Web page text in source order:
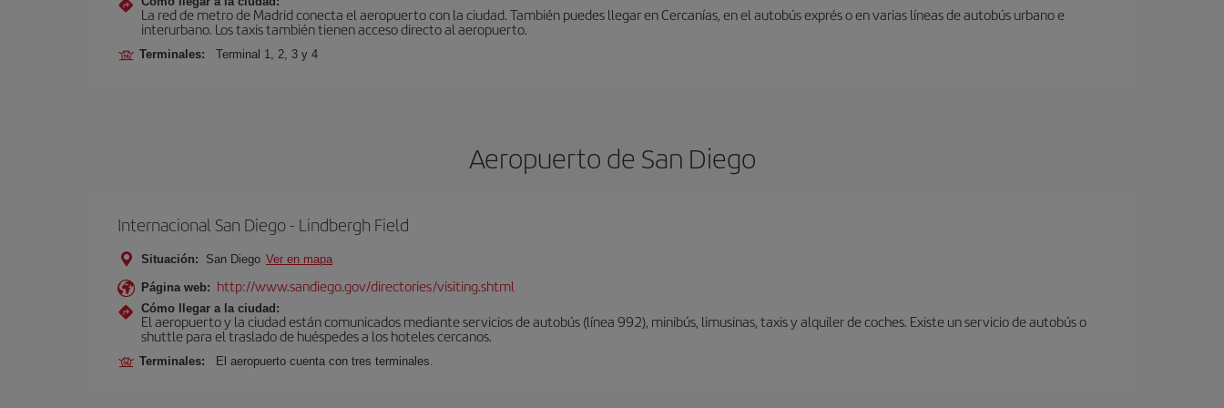
La red de metro de Madrid conecta el aeropuerto con la ciudad. También puedes llegar en Cercanías, en el autobús exprés o en varias líneas de autobús urbano e
interurbano. Los taxis también tienen acceso directo al aeropuerto.
Terminales: Terminal 1, 2, 3 y 4
Aeropuerto de San Diego
Internacional San Diego - Lindbergh Field
Situación: San Diego Ver en mapa
Página web: http://www.sandiego.gov/directories/visiting.shtml
Cómo llegar a la ciudad:
El aeropuerto y la ciudad están comunicados mediante servicios de autobús (línea 992), minibús, limusinas, taxis y alquiler de coches. Existe un servicio de autobús o
shuttle para el traslado de huéspedes a los hoteles cercanos.
Terminales: El aeropuerto cuenta con tres terminales.